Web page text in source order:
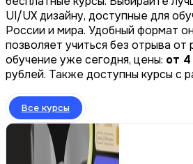
UI/UX дизайну, доступные для
России и мира. Удобный формат
позволяет учиться без отрыва от
обучение уже сегодня, цены: от
рублей. Также доступны курсы с
Все курсы